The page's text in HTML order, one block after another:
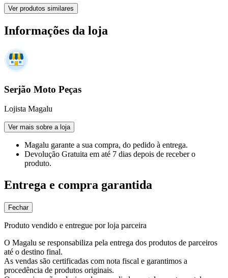
Ver produtos similares
Informações da loja
Serjão Moto Peças
Lojista Magalu
Ver mais sobre a loja
Magalu garante a sua compra, do pedido à entrega.
Devolução Gratuita em até 7 dias depois de receber o
produto.
Entrega e compra garantida
Fechar
Produto vendido e entregue por loja parceira
O Magalu se responsabiliza pela entrega dos produtos de parceiros
até o destino final.
As vendas são certificadas com nota fiscal e garantimos a
procedência de produtos originais.